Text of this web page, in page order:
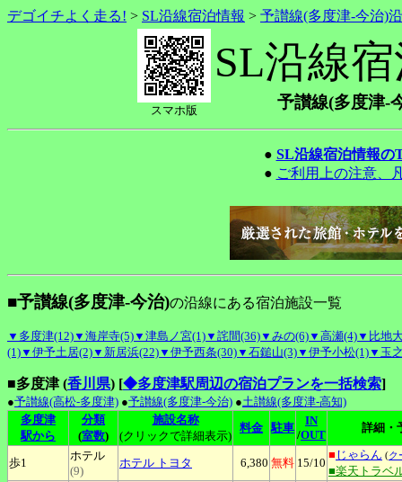
デゴイチよく走る! > SL沿線宿泊情報 > 予讃線(多度津-今治)
スマホ版
SL沿線
予讃線(多度津-
● SL沿線宿泊情報の
● ご利用上の注意、
■予讃線(多度津-今治)の沿線にある宿泊施設一覧
▼多度津(12)▼海岸寺(5)▼津島ノ宮(1)▼詫間(36)▼みの(6)▼高瀬(4)▼比地
(1)▼伊予土居(2)▼新居浜(22)▼伊予西条(30)▼石鎚山(3)▼伊予小松(1)▼玉
■多度津 (香川県) [◆多度津駅周辺の宿泊プランを一括検索]
●予讃線(高松-多度津) ●予讃線(多度津-今治) ●土讃線(多度津-高知)
多度津
駅から
分類
(室数)
施設名称
(クリックで詳細表示)
料金 駐車
IN
/OUT
詳細・
歩1
ホテル
(9)
ホテル トヨタ 6,380 無料 15/10
■ じゃらん (ク
■楽天トラベ